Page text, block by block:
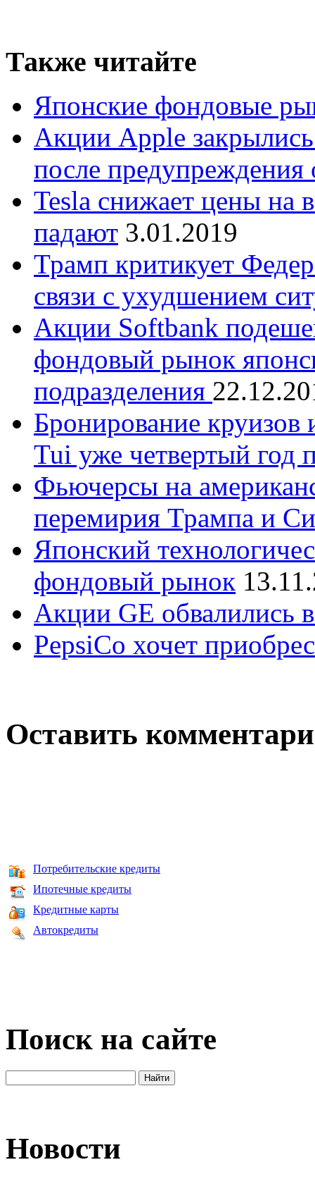
Также читайте
Японские фондовые
Акции Apple
после
Tesla снижает цены на
падают 3.01.2019
Трамп критикует
связи с ухудшением
Акции Softbank
фондовый рынок
подразделения
Бронирование круизов
Tui уже четвертый год
Фьючерсы на
перемирия Трампа и
Японский
фондовый рынок
Акции GE обвалились
PepsiCo хочет
Оставить
Потребительские кредиты
Ипотечные кредиты
Кредитные карты
Автокредиты
Поиск на сайте
Новости